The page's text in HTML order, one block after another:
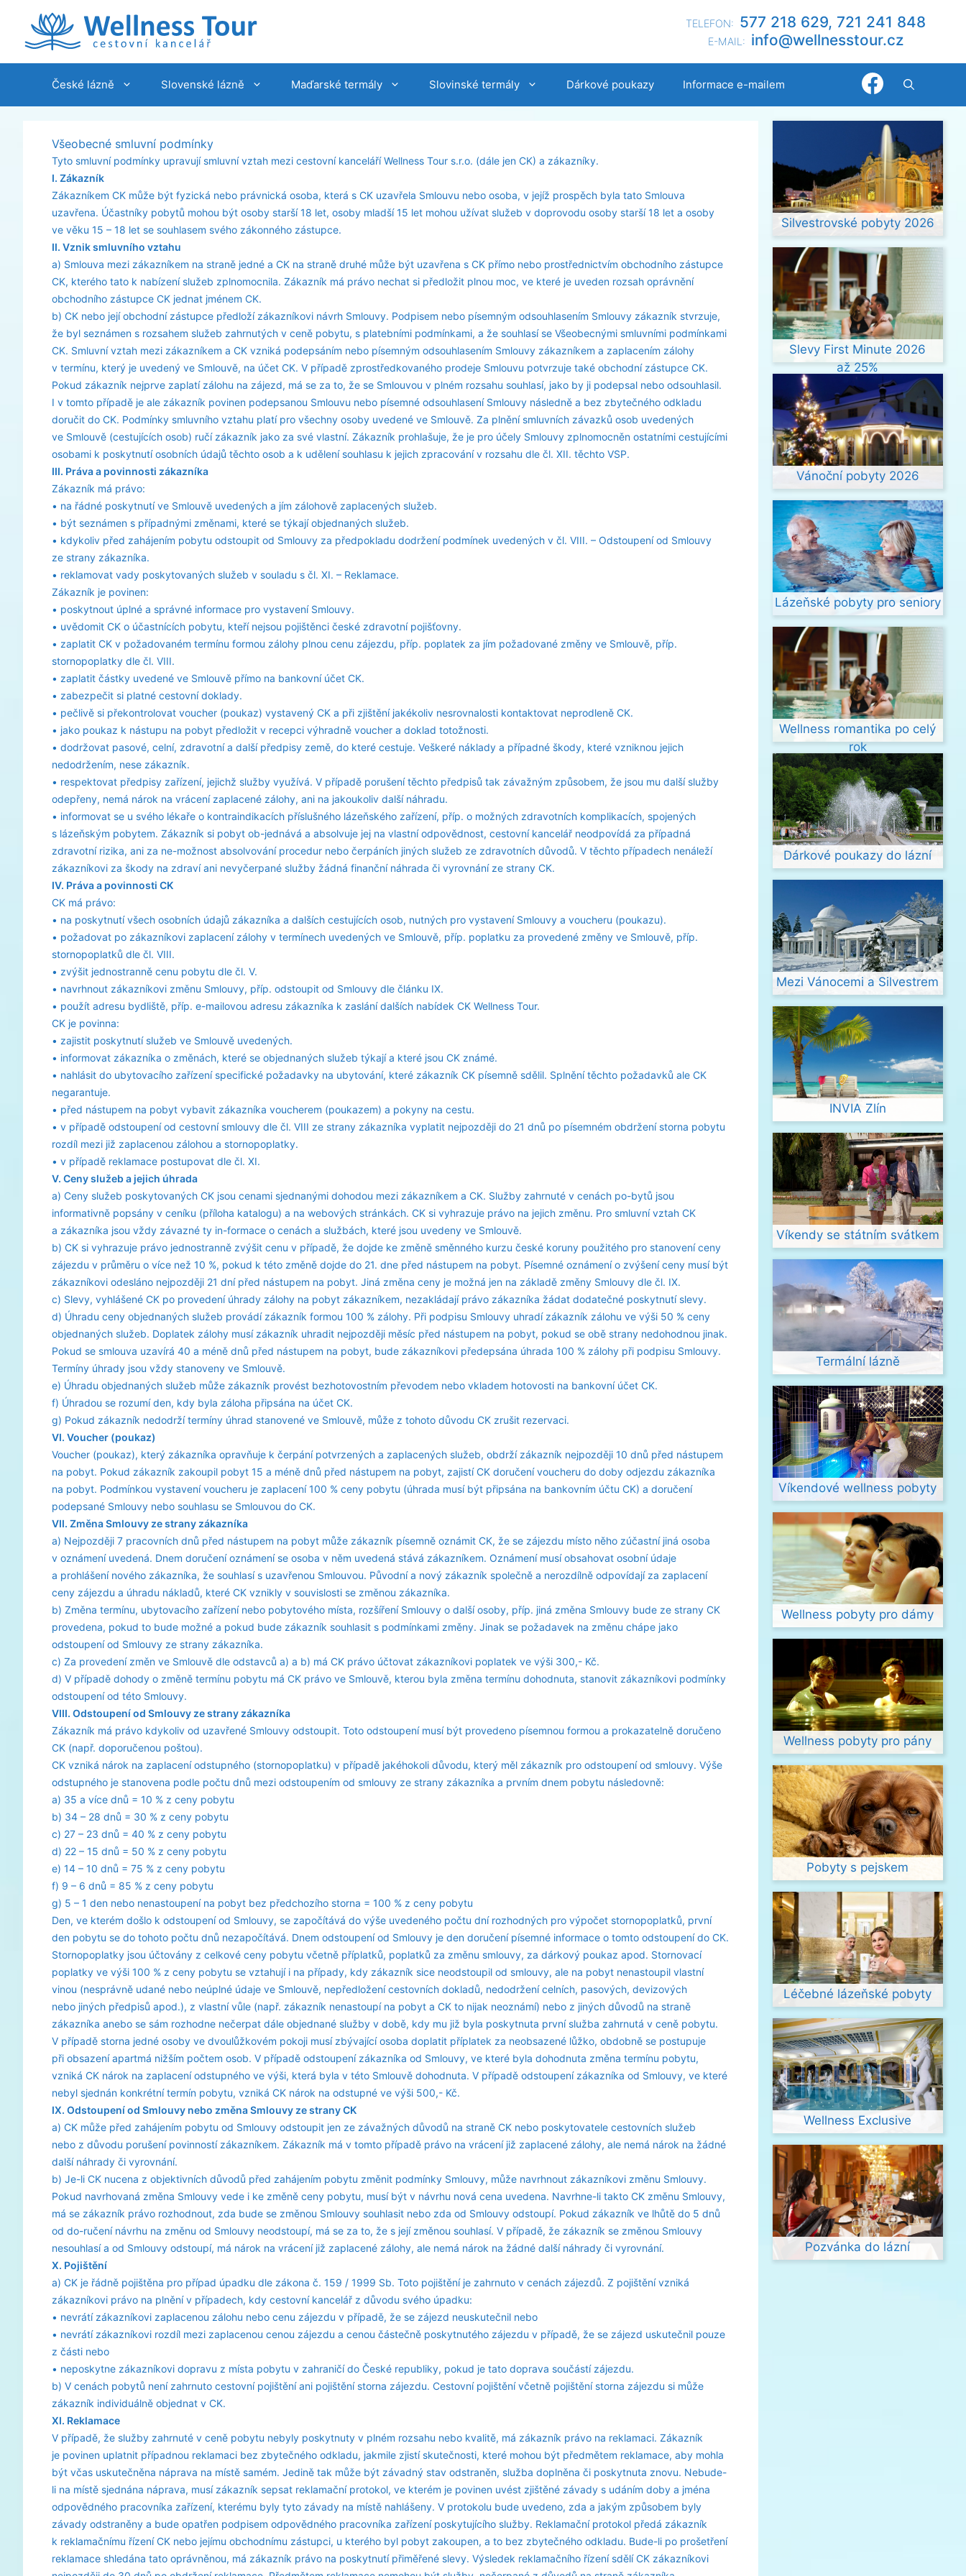
obsah
TELEFON: 577 218 629, 721 241 848
E-MAIL: zc.ru
otsse
nllew
@ofni
České lázně Slovenské lázně Maďarské termály Slovinské termály Dárkové poukazy Informace e-mailem
Všeobecné smluvní podmínky
Tyto smluvní podmínky upravují smluvní vztah mezi cestovní kanceláří Wellness Tour s.r.o. (dále jen CK) a zákazníky.
I. Zákazník
Zákazníkem CK může být fyzická nebo právnická osoba, která s CK uzavřela Smlouvu nebo osoba, v jejíž prospěch byla tato Smlouva
uzavřena. Účastníky pobytů mohou být osoby starší 18 let, osoby mladší 15 let mohou užívat služeb v doprovodu osoby starší 18 let a osoby
ve věku 15 – 18 let se souhlasem svého zákonného zástupce.
II. Vznik smluvního vztahu
a) Smlouva mezi zákazníkem na straně jedné a CK na straně druhé může být uzavřena s CK přímo nebo prostřednictvím obchodního zástupce
CK, kterého tato k nabízení služeb zplnomocnila. Zákazník má právo nechat si předložit plnou moc, ve které je uveden rozsah oprávnění
obchodního zástupce CK jednat jménem CK.
b) CK nebo její obchodní zástupce předloží zákazníkovi návrh Smlouvy. Podpisem nebo písemným odsouhlasením Smlouvy zákazník stvrzuje,
že byl seznámen s rozsahem služeb zahrnutých v ceně pobytu, s platebními podmínkami, a že souhlasí se Všeobecnými smluvními podmínkami
CK. Smluvní vztah mezi zákazníkem a CK vzniká podepsáním nebo písemným odsouhlasením Smlouvy zákazníkem a zaplacením zálohy
v termínu, který je uvedený ve Smlouvě, na účet CK. V případě zprostředkovaného prodeje Smlouvu potvrzuje také obchodní zástupce CK.
Pokud zákazník nejprve zaplatí zálohu na zájezd, má se za to, že se Smlouvou v plném rozsahu souhlasí, jako by ji podepsal nebo odsouhlasil.
I v tomto případě je ale zákazník povinen podepsanou Smlouvu nebo písemné odsouhlasení Smlouvy následně a bez zbytečného odkladu
doručit do CK. Podmínky smluvního vztahu platí pro všechny osoby uvedené ve Smlouvě. Za plnění smluvních závazků osob uvedených
ve Smlouvě (cestujících osob) ručí zákazník jako za své vlastní. Zákazník prohlašuje, že je pro účely Smlouvy zplnomocněn ostatními cestujícími
osobami k poskytnutí osobních údajů těchto osob a k udělení souhlasu k jejich zpracování v rozsahu dle čl. XII. těchto VSP.
III. Práva a povinnosti zákazníka
Zákazník má právo:
• na řádné poskytnutí ve Smlouvě uvedených a jím zálohově zaplacených služeb.
• být seznámen s případnými změnami, které se týkají objednaných služeb.
• kdykoliv před zahájením pobytu odstoupit od Smlouvy za předpokladu dodržení podmínek uvedených v čl. VIII. – Odstoupení od Smlouvy
ze strany zákazníka.
• reklamovat vady poskytovaných služeb v souladu s čl. XI. – Reklamace.
Zákazník je povinen:
• poskytnout úplné a správné informace pro vystavení Smlouvy.
• uvědomit CK o účastnících pobytu, kteří nejsou pojištěnci české zdravotní pojišťovny.
• zaplatit CK v požadovaném termínu formou zálohy plnou cenu zájezdu, příp. poplatek za jím požadované změny ve Smlouvě, příp.
stornopoplatky dle čl. VIII.
• zaplatit částky uvedené ve Smlouvě přímo na bankovní účet CK.
• zabezpečit si platné cestovní doklady.
• pečlivě si překontrolovat voucher (poukaz) vystavený CK a při zjištění jakékoliv nesrovnalosti kontaktovat neprodleně CK.
• jako poukaz k nástupu na pobyt předložit v recepci výhradně voucher a doklad totožnosti.
• dodržovat pasové, celní, zdravotní a další předpisy země, do které cestuje. Veškeré náklady a případné škody, které vzniknou jejich
nedodržením, nese zákazník.
• respektovat předpisy zařízení, jejichž služby využívá. V případě porušení těchto předpisů tak závažným způsobem, že jsou mu další služby
odepřeny, nemá nárok na vrácení zaplacené zálohy, ani na jakoukoliv další náhradu.
• informovat se u svého lékaře o kontraindikacích příslušného lázeňského zařízení, příp. o možných zdravotních komplikacích, spojených
s lázeňským pobytem. Zákazník si pobyt ob-jednává a absolvuje jej na vlastní odpovědnost, cestovní kancelář neodpovídá za případná
zdravotní rizika, ani za ne-možnost absolvování procedur nebo čerpáních jiných služeb ze zdravotních důvodů. V těchto případech nenáleží
zákazníkovi za škody na zdraví ani nevyčerpané služby žádná finanční náhrada či vyrovnání ze strany CK.
IV. Práva a povinnosti CK
CK má právo:
• na poskytnutí všech osobních údajů zákazníka a dalších cestujících osob, nutných pro vystavení Smlouvy a voucheru (poukazu).
• požadovat po zákazníkovi zaplacení zálohy v termínech uvedených ve Smlouvě, příp. poplatku za provedené změny ve Smlouvě, příp.
stornopoplatků dle čl. VIII.
• zvýšit jednostranně cenu pobytu dle čl. V.
• navrhnout zákazníkovi změnu Smlouvy, příp. odstoupit od Smlouvy dle článku IX.
• použít adresu bydliště, příp. e-mailovou adresu zákazníka k zaslání dalších nabídek CK Wellness Tour.
CK je povinna:
• zajistit poskytnutí služeb ve Smlouvě uvedených.
• informovat zákazníka o změnách, které se objednaných služeb týkají a které jsou CK známé.
• nahlásit do ubytovacího zařízení specifické požadavky na ubytování, které zákazník CK písemně sdělil. Splnění těchto požadavků ale CK
negarantuje.
• před nástupem na pobyt vybavit zákazníka voucherem (poukazem) a pokyny na cestu.
• v případě odstoupení od cestovní smlouvy dle čl. VIII ze strany zákazníka vyplatit nejpozději do 21 dnů po písemném obdržení storna pobytu
rozdíl mezi již zaplacenou zálohou a stornopoplatky.
• v případě reklamace postupovat dle čl. XI.
V. Ceny služeb a jejich úhrada
a) Ceny služeb poskytovaných CK jsou cenami sjednanými dohodou mezi zákazníkem a CK. Služby zahrnuté v cenách po-bytů jsou
informativně popsány v ceníku (příloha katalogu) a na webových stránkách. CK si vyhrazuje právo na jejich změnu. Pro smluvní vztah CK
a zákazníka jsou vždy závazné ty in-formace o cenách a službách, které jsou uvedeny ve Smlouvě.
b) CK si vyhrazuje právo jednostranně zvýšit cenu v případě, že dojde ke změně směnného kurzu české koruny použitého pro stanovení ceny
zájezdu v průměru o více než 10 %, pokud k této změně dojde do 21. dne před nástupem na pobyt. Písemné oznámení o zvýšení ceny musí být
zákazníkovi odesláno nejpozději 21 dní před nástupem na pobyt. Jiná změna ceny je možná jen na základě změny Smlouvy dle čl. IX.
c) Slevy, vyhlášené CK po provedení úhrady zálohy na pobyt zákazníkem, nezakládají právo zákazníka žádat dodatečné poskytnutí slevy.
d) Úhradu ceny objednaných služeb provádí zákazník formou 100 % zálohy. Při podpisu Smlouvy uhradí zákazník zálohu ve výši 50 % ceny
objednaných služeb. Doplatek zálohy musí zákazník uhradit nejpozději měsíc před nástupem na pobyt, pokud se obě strany nedohodnou jinak.
Pokud se smlouva uzavírá 40 a méně dnů před nástupem na pobyt, bude zákazníkovi předepsána úhrada 100 % zálohy při podpisu Smlouvy.
Termíny úhrady jsou vždy stanoveny ve Smlouvě.
e) Úhradu objednaných služeb může zákazník provést bezhotovostním převodem nebo vkladem hotovosti na bankovní účet CK.
f) Úhradou se rozumí den, kdy byla záloha připsána na účet CK.
g) Pokud zákazník nedodrží termíny úhrad stanovené ve Smlouvě, může z tohoto důvodu CK zrušit rezervaci.
VI. Voucher (poukaz)
Voucher (poukaz), který zákazníka opravňuje k čerpání potvrzených a zaplacených služeb, obdrží zákazník nejpozději 10 dnů před nástupem
na pobyt. Pokud zákazník zakoupil pobyt 15 a méně dnů před nástupem na pobyt, zajistí CK doručení voucheru do doby odjezdu zákazníka
na pobyt. Podmínkou vystavení voucheru je zaplacení 100 % ceny pobytu (úhrada musí být připsána na bankovním účtu CK) a doručení
podepsané Smlouvy nebo souhlasu se Smlouvou do CK.
VII. Změna Smlouvy ze strany zákazníka
a) Nejpozději 7 pracovních dnů před nástupem na pobyt může zákazník písemně oznámit CK, že se zájezdu místo něho zúčastní jiná osoba
v oznámení uvedená. Dnem doručení oznámení se osoba v něm uvedená stává zákazníkem. Oznámení musí obsahovat osobní údaje
a prohlášení nového zákazníka, že souhlasí s uzavřenou Smlouvou. Původní a nový zákazník společně a nerozdílně odpovídají za zaplacení
ceny zájezdu a úhradu nákladů, které CK vznikly v souvislosti se změnou zákazníka.
b) Změna termínu, ubytovacího zařízení nebo pobytového místa, rozšíření Smlouvy o další osoby, příp. jiná změna Smlouvy bude ze strany CK
provedena, pokud to bude možné a pokud bude zákazník souhlasit s podmínkami změny. Jinak se požadavek na změnu chápe jako
odstoupení od Smlouvy ze strany zákazníka.
c) Za provedení změn ve Smlouvě dle odstavců a) a b) má CK právo účtovat zákazníkovi poplatek ve výši 300,- Kč.
d) V případě dohody o změně termínu pobytu má CK právo ve Smlouvě, kterou byla změna termínu dohodnuta, stanovit zákazníkovi podmínky
odstoupení od této Smlouvy.
VIII. Odstoupení od Smlouvy ze strany zákazníka
Zákazník má právo kdykoliv od uzavřené Smlouvy odstoupit. Toto odstoupení musí být provedeno písemnou formou a prokazatelně doručeno
CK (např. doporučenou poštou).
CK vzniká nárok na zaplacení odstupného (stornopoplatku) v případě jakéhokoli důvodu, který měl zákazník pro odstoupení od smlouvy. Výše
odstupného je stanovena podle počtu dnů mezi odstoupením od smlouvy ze strany zákazníka a prvním dnem pobytu následovně:
a) 35 a více dnů = 10 % z ceny pobytu
b) 34 – 28 dnů = 30 % z ceny pobytu
c) 27 – 23 dnů = 40 % z ceny pobytu
d) 22 – 15 dnů = 50 % z ceny pobytu
e) 14 – 10 dnů = 75 % z ceny pobytu
f) 9 – 6 dnů = 85 % z ceny pobytu
g) 5 – 1 den nebo nenastoupení na pobyt bez předchozího storna = 100 % z ceny pobytu
Den, ve kterém došlo k odstoupení od Smlouvy, se započítává do výše uvedeného počtu dní rozhodných pro výpočet stornopoplatků, první
den pobytu se do tohoto počtu dnů nezapočítává. Dnem odstoupení od Smlouvy je den doručení písemné informace o tomto odstoupení do CK.
Stornopoplatky jsou účtovány z celkové ceny pobytu včetně příplatků, poplatků za změnu smlouvy, za dárkový poukaz apod. Stornovací
poplatky ve výši 100 % z ceny pobytu se vztahují i na případy, kdy zákazník sice neodstoupil od smlouvy, ale na pobyt nenastoupil vlastní
vinou (nesprávně udané nebo neúplné údaje ve Smlouvě, nepředložení cestovních dokladů, nedodržení celních, pasových, devizových
nebo jiných předpisů apod.), z vlastní vůle (např. zákazník nenastoupí na pobyt a CK to nijak neoznámí) nebo z jiných důvodů na straně
zákazníka anebo se sám rozhodne nečerpat dále objednané služby v době, kdy mu již byla poskytnuta první služba zahrnutá v ceně pobytu.
V případě storna jedné osoby ve dvoulůžkovém pokoji musí zbývající osoba doplatit příplatek za neobsazené lůžko, obdobně se postupuje
při obsazení apartmá nižším počtem osob. V případě odstoupení zákazníka od Smlouvy, ve které byla dohodnuta změna termínu pobytu,
vzniká CK nárok na zaplacení odstupného ve výši, která byla v této Smlouvě dohodnuta. V případě odstoupení zákazníka od Smlouvy, ve které
nebyl sjednán konkrétní termín pobytu, vzniká CK nárok na odstupné ve výši 500,- Kč.
IX. Odstoupení od Smlouvy nebo změna Smlouvy ze strany CK
a) CK může před zahájením pobytu od Smlouvy odstoupit jen ze závažných důvodů na straně CK nebo poskytovatele cestovních služeb
nebo z důvodu porušení povinností zákazníkem. Zákazník má v tomto případě právo na vrácení již zaplacené zálohy, ale nemá nárok na žádné
další náhrady či vyrovnání.
b) Je-li CK nucena z objektivních důvodů před zahájením pobytu změnit podmínky Smlouvy, může navrhnout zákazníkovi změnu Smlouvy.
Pokud navrhovaná změna Smlouvy vede i ke změně ceny pobytu, musí být v návrhu nová cena uvedena. Navrhne-li takto CK změnu Smlouvy,
má se zákazník právo rozhodnout, zda bude se změnou Smlouvy souhlasit nebo zda od Smlouvy odstoupí. Pokud zákazník ve lhůtě do 5 dnů
od do-ručení návrhu na změnu od Smlouvy neodstoupí, má se za to, že s její změnou souhlasí. V případě, že zákazník se změnou Smlouvy
nesouhlasí a od Smlouvy odstoupí, má nárok na vrácení již zaplacené zálohy, ale nemá nárok na žádné další náhrady či vyrovnání.
X. Pojištění
a) CK je řádně pojištěna pro případ úpadku dle zákona č. 159 / 1999 Sb. Toto pojištění je zahrnuto v cenách zájezdů. Z pojištění vzniká
zákazníkovi právo na plnění v případech, kdy cestovní kancelář z důvodu svého úpadku:
• nevrátí zákazníkovi zaplacenou zálohu nebo cenu zájezdu v případě, že se zájezd neuskutečnil nebo
• nevrátí zákazníkovi rozdíl mezi zaplacenou cenou zájezdu a cenou částečně poskytnutého zájezdu v případě, že se zájezd uskutečnil pouze
z části nebo
• neposkytne zákazníkovi dopravu z místa pobytu v zahraničí do České republiky, pokud je tato doprava součástí zájezdu.
b) V cenách pobytů není zahrnuto cestovní pojištění ani pojištění storna zájezdu. Cestovní pojištění včetně pojištění storna zájezdu si může
zákazník individuálně objednat v CK.
XI. Reklamace
V případě, že služby zahrnuté v ceně pobytu nebyly poskytnuty v plném rozsahu nebo kvalitě, má zákazník právo na reklamaci. Zákazník
je povinen uplatnit případnou reklamaci bez zbytečného odkladu, jakmile zjistí skutečnosti, které mohou být předmětem reklamace, aby mohla
být včas uskutečněna náprava na místě samém. Jedině tak může být závadný stav odstraněn, služba doplněna či poskytnuta znovu. Nebude-
li na místě sjednána náprava, musí zákazník sepsat reklamační protokol, ve kterém je povinen uvést zjištěné závady s udáním doby a jména
odpovědného pracovníka zařízení, kterému byly tyto závady na místě nahlášeny. V protokolu bude uvedeno, zda a jakým způsobem byly
závady odstraněny a bude opatřen podpisem odpovědného pracovníka zařízení poskytujícího služby. Reklamační protokol předá zákazník
k reklamačnímu řízení CK nebo jejímu obchodnímu zástupci, u kterého byl pobyt zakoupen, a to bez zbytečného odkladu. Bude-li po prošetření
reklamace shledána tato oprávněnou, má zákazník právo na poskytnutí přiměřené slevy. Výsledek reklamačního řízení sdělí CK zákazníkovi
Silvestrovské pobyty 2026
Slevy First Minute 2026
až 25%
Vánoční pobyty 2026
Lázeňské pobyty pro seniory
Wellness romantika po celý
rok
Dárkové poukazy do lázní
Mezi Vánocemi a Silvestrem
INVIA Zlín
Víkendy se státním svátkem
Termální lázně
Víkendové wellness pobyty
Wellness pobyty pro dámy
Wellness pobyty pro pány
Pobyty s pejskem
Léčebné lázeňské pobyty
Wellness Exclusive
Pozvánka do lázní